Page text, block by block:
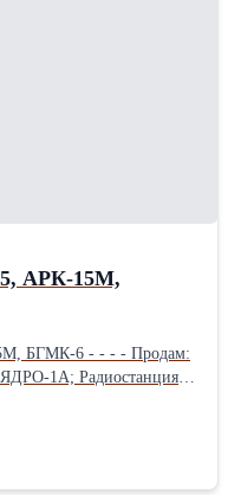
кран КЭ53-8;
АРК-15М,
- - - Продам:
ЯДРО-1А; Радиостанция
Продам: